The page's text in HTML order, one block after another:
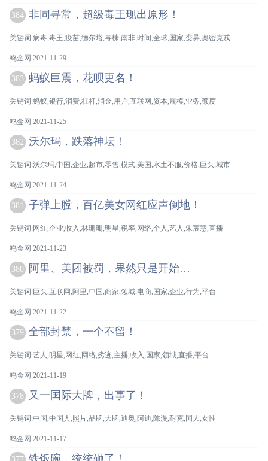
384 非同寻常，超级毒王现出原形！
关键词:病毒,毒王,疫苗,德尔塔,毒株,南非,时间,全球,国家,变异,奥密克戎
鸣金网 2021-11-29
383 蚂蚁巨震，花呗更名！
关键词:蚂蚁,银行,消费,杠杆,消金,用户,互联网,资本,规模,业务,额度
鸣金网 2021-11-25
382 沃尔玛，跌落神坛！
关键词:沃尔玛,中国,企业,超市,零售,模式,美国,水土不服,价格,巨头,城市
鸣金网 2021-11-24
381 子弹上膛，百亿美女网红应声倒地！
关键词:网红,企业,收入,林珊珊,明星,税率,网络,个人,艺人,朱宸慧,直播
鸣金网 2021-11-23
380 阿里、美团被罚，果然只是开始…
关键词:巨头,互联网,阿里,中国,商家,领域,电商,国家,企业,行为,平台
鸣金网 2021-11-22
379 全部封禁，一个不留！
关键词:艺人,明星,网红,网络,劣迹,主播,收入,国家,领域,直播,平台
鸣金网 2021-11-19
378 又一国际大牌，出事了！
关键词:中国,中国人,照片,品牌,大牌,迪奥,阿迪,陈漫,耐克,国人,女性
鸣金网 2021-11-17